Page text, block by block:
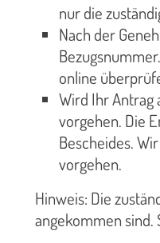
nur die
Nach der
online
Wird Ihr Antrag
vorgehen. Die
Bescheides.
vorgehen.
Hinweis: Die
angekommen